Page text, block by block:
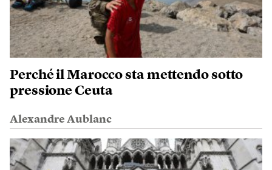
Perché il Marocco sta mettendo sotto
pressione Ceuta
Alexandre Aublanc